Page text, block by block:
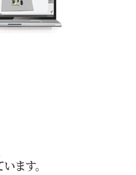
ます。